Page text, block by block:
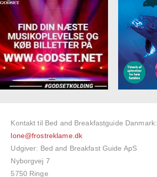
Kontakt til Bed and Breakfastguide Danmark:
lone@frostreklame.dk
Udgiver: Bed and Breakfast Guide ApS
Nyborgvej 7
5750 Ringe